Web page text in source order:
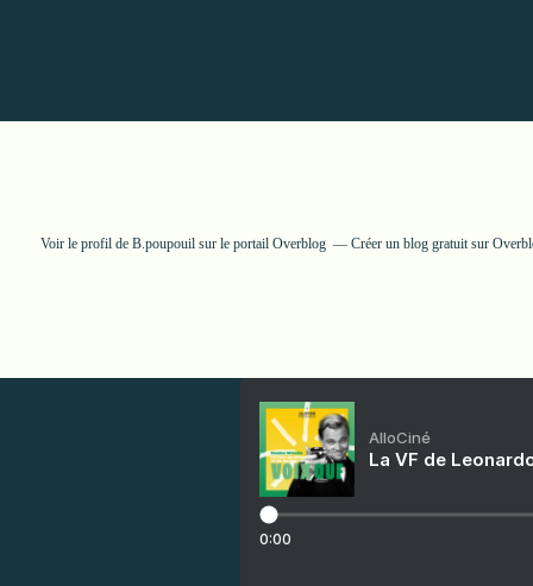
Voir le profil de B.poupouil sur le portail Overblog Créer un blog gratuit sur
AlloCiné
La VF de
0:00